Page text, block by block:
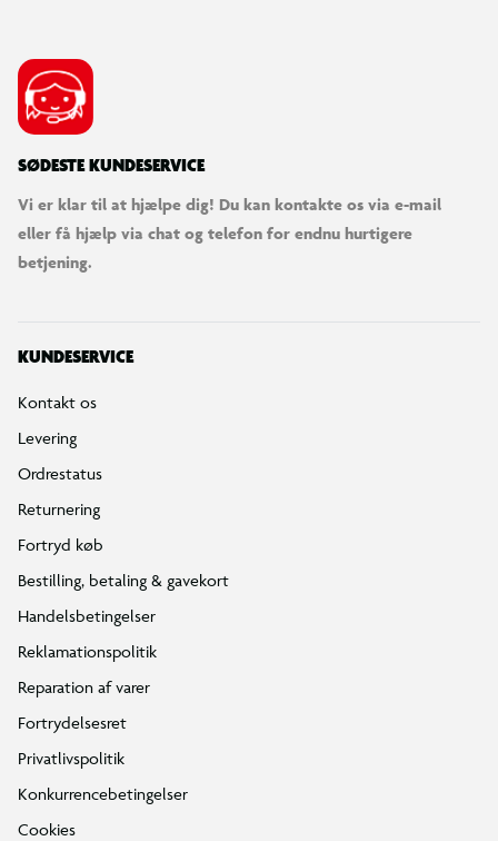
SØDESTE KUNDESERVICE
Vi er klar til at hjælpe dig! Du kan kontakte os via e-mail
eller få hjælp via chat og telefon for endnu hurtigere
betjening.
KUNDESERVICE
Kontakt os
Levering
Ordrestatus
Returnering
Fortryd køb
Bestilling, betaling & gavekort
Handelsbetingelser
Reklamationspolitik
Reparation af varer
Fortrydelsesret
Privatlivspolitik
Konkurrencebetingelser
Cookies